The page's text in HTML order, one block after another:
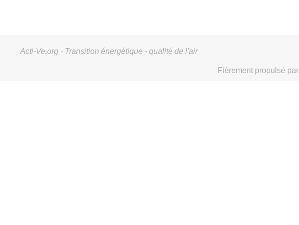
Acti-Ve.org - Transition énergétique - qualité de l'air
Fièrement propulsé par